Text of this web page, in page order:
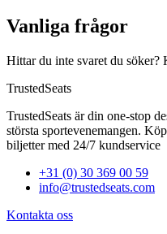
Vanliga frågor
Hittar du inte svaret du söker?
TrustedSeats
TrustedSeats är din one-stop
största sportevenemangen.
biljetter med 24/7 kundservice
+31 (0) 30 369 00 59
info@trustedseats.com
Kontakta oss